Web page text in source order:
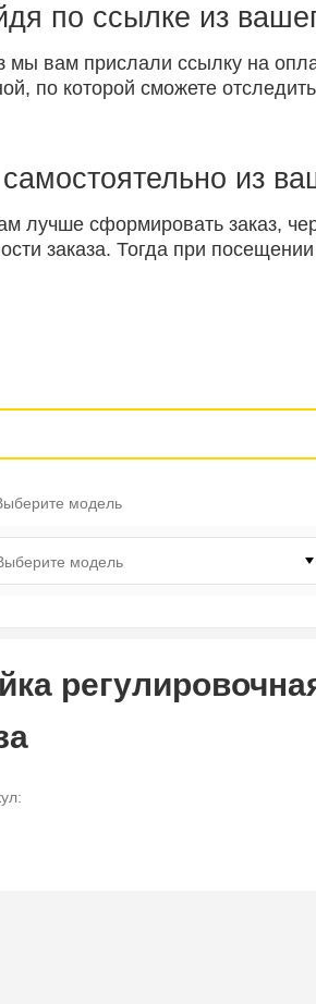
по ссылке из
вам прислали ссылку на
по которой сможете
из
лучше сформировать заказ,
заказа. Тогда при
модель
модель